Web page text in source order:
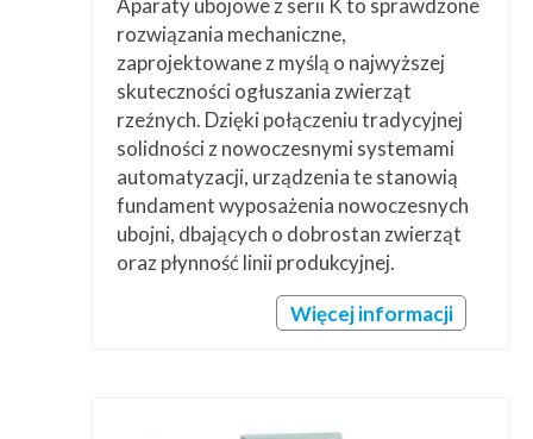
Aparaty ubojowe z serii K to sprawdzone
rozwiązania mechaniczne,
zaprojektowane z myślą o najwyższej
skuteczności ogłuszania zwierząt
rzeźnych. Dzięki połączeniu tradycyjnej
solidności z nowoczesnymi systemami
automatyzacji, urządzenia te stanowią
fundament wyposażenia nowoczesnych
ubojni, dbających o dobrostan zwierząt
oraz płynność linii produkcyjnej.
Więcej informacji